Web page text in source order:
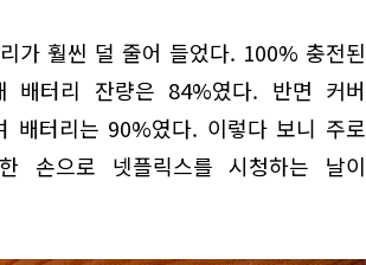
가 훨씬 덜 줄어 들었다. 100% 충전된
배터리 잔량은 84%였다. 반면 커버
배터리는 90%였다. 이렇다 보니 주로
손으로 넷플릭스를 시청하는 날이